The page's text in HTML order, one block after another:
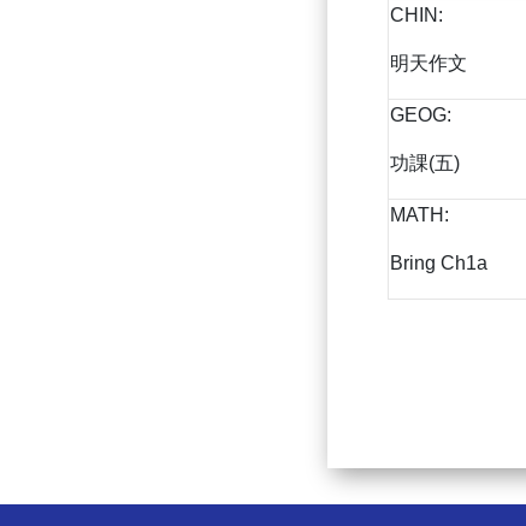
CHIN:
明天作文
GEOG:
功課(五)
MATH:
Bring Ch1a